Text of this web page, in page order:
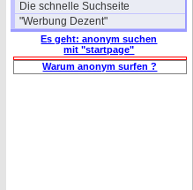
Die schnelle Suchseite
"Werbung Dezent"
Es geht: anonym suchen
mit "startpage"
Warum anonym surfen ?